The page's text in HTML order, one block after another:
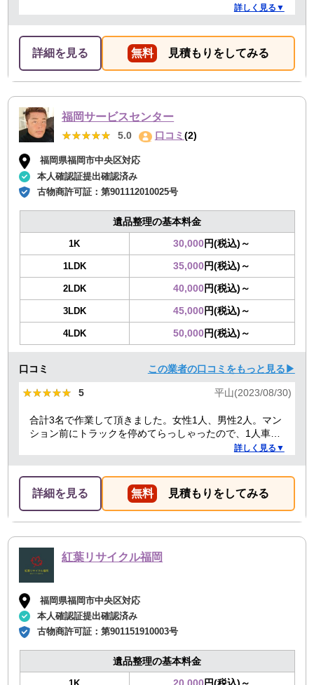
速に対応していただき、とても助かりました。 ありがと
詳しく見る▼
詳細を見る 無料 見積もりをしてみる
福岡サービスセンター
★★★★★
★★★★★ 5.0 口コミ(2)
福岡県福岡市中央区対応
本人確認証提出確認済み
古物商許可証：第901112010025号
遺品整理の基本料金
1K 30,000円(税込)～
1LDK 35,000円(税込)～
2LDK 40,000円(税込)～
3LDK 45,000円(税込)～
4LDK 50,000円(税込)～
口コミ この業者の口コミをもっと見る▶
★★★★★
★★★★★ 5 平山(2023/08/30)
合計3名で作業して頂きました。女性1人、男性2人。マン
ション前にトラックを停めてらっしゃったので、1人車内
で待機する必要があったからか、女性の方は最初と最後
30分かかったかな？っていうぐらい早かったです！ 部屋
もスッキリしたし、助かりました。
詳しく見る▼
詳細を見る 無料 見積もりをしてみる
紅葉リサイクル福岡
福岡県福岡市中央区対応
本人確認証提出確認済み
古物商許可証：第901151910003号
遺品整理の基本料金
20,000円(税込)～